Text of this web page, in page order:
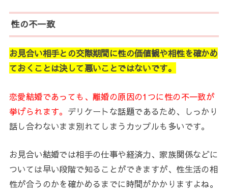
性の不一致
お見合い相手との交際期間に性の価値観や相性を確かめ
ておくことは決して悪いことではないです。
恋愛結婚であっても、離婚の原因の1つに性の不一致が
挙げられます。 デリケートな話題であるため、しっかり
話し合わないまま別れてしまうカップルも多いです。
お見合い結婚では相手の仕事や経済力、家族関係などに
ついては早い段階で知ることができますが、性生活の相
性が合うのかを確かめるまでに時間がかかりますよね。